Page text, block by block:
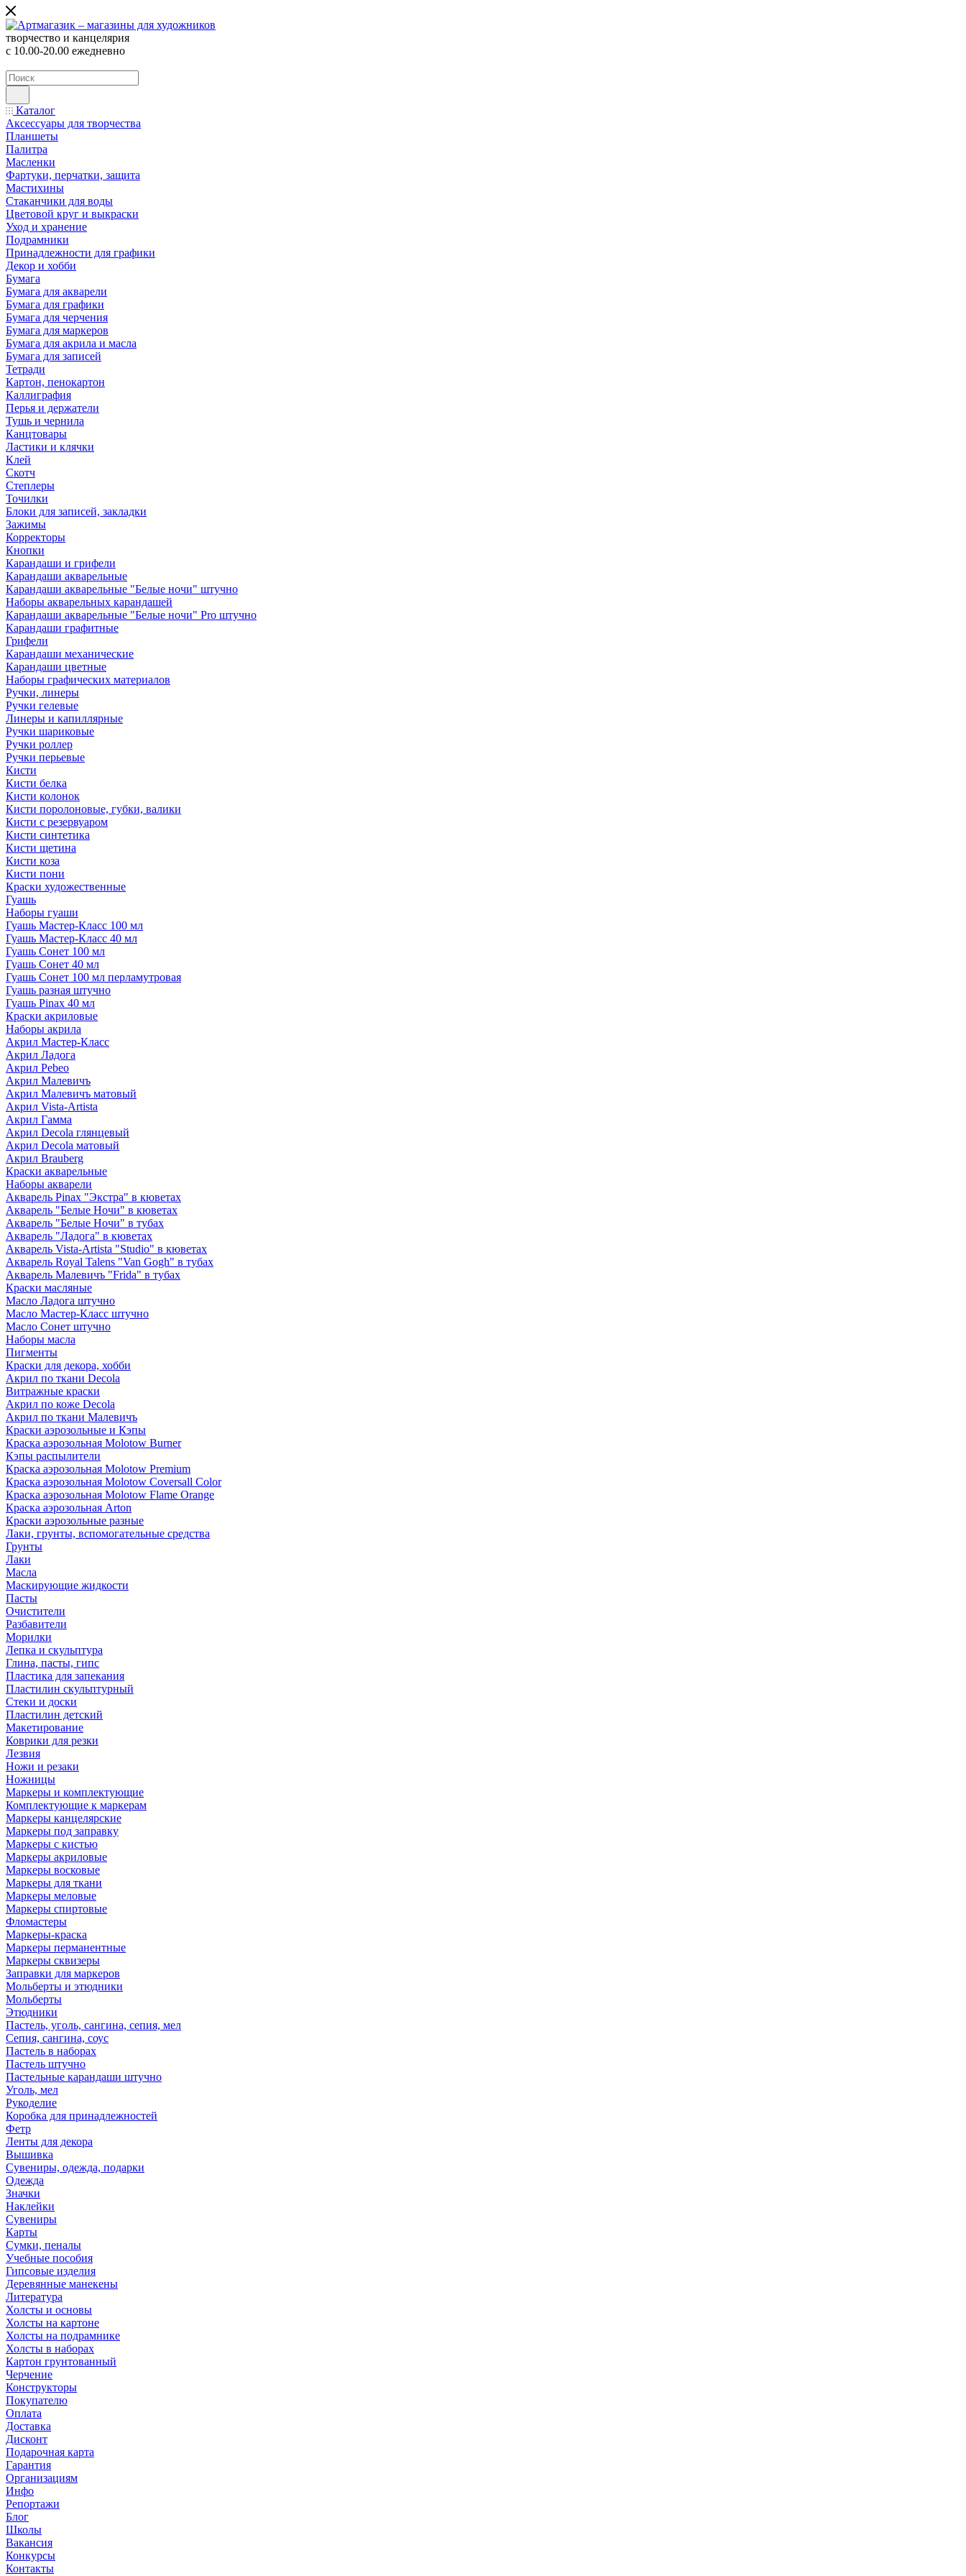
творчество и канцелярия
с 10.00-20.00 ежедневно
Каталог
Аксессуары для творчества
Планшеты
Палитра
Масленки
Фартуки, перчатки, защита
Мастихины
Стаканчики для воды
Цветовой круг и выкраски
Уход и хранение
Подрамники
Принадлежности для графики
Декор и хобби
Бумага
Бумага для акварели
Бумага для графики
Бумага для черчения
Бумага для маркеров
Бумага для акрила и масла
Бумага для записей
Тетради
Картон, пенокартон
Каллиграфия
Перья и держатели
Тушь и чернила
Канцтовары
Ластики и клячки
Клей
Скотч
Степлеры
Точилки
Блоки для записей, закладки
Зажимы
Корректоры
Кнопки
Карандаши и грифели
Карандаши акварельные
Карандаши акварельные "Белые ночи" штучно
Наборы акварельных карандашей
Карандаши акварельные "Белые ночи" Pro штучно
Карандаши графитные
Грифели
Карандаши механические
Карандаши цветные
Наборы графических материалов
Ручки, линеры
Ручки гелевые
Линеры и капиллярные
Ручки шариковые
Ручки роллер
Ручки перьевые
Кисти
Кисти белка
Кисти колонок
Кисти поролоновые, губки, валики
Кисти с резервуаром
Кисти синтетика
Кисти щетина
Кисти коза
Кисти пони
Краски художественные
Гуашь
Наборы гуаши
Гуашь Мастер-Класс 100 мл
Гуашь Мастер-Класс 40 мл
Гуашь Сонет 100 мл
Гуашь Сонет 40 мл
Гуашь Сонет 100 мл перламутровая
Гуашь разная штучно
Гуашь Pinax 40 мл
Краски акриловые
Наборы акрила
Акрил Мастер-Класс
Акрил Ладога
Акрил Pebeo
Акрил Малевичъ
Акрил Малевичъ матовый
Акрил Vista-Artista
Акрил Гамма
Акрил Decola глянцевый
Акрил Decola матовый
Акрил Brauberg
Краски акварельные
Наборы акварели
Акварель Pinax "Экстра" в кюветах
Акварель "Белые Ночи" в кюветах
Акварель "Белые Ночи" в тубах
Акварель "Ладога" в кюветах
Акварель Vista-Artista "Studio" в кюветах
Акварель Royal Talens "Van Gogh" в тубах
Акварель Малевичъ "Frida" в тубах
Краски масляные
Масло Ладога штучно
Масло Мастер-Класс штучно
Масло Сонет штучно
Наборы масла
Пигменты
Краски для декора, хобби
Акрил по ткани Decola
Витражные краски
Акрил по коже Decola
Акрил по ткани Малевичъ
Краски аэрозольные и Кэпы
Краска аэрозольная Molotow Burner
Кэпы распылители
Краска аэрозольная Molotow Premium
Краска аэрозольная Molotow Coversall Color
Краска аэрозольная Molotow Flame Orange
Краска аэрозольная Arton
Краски аэрозольные разные
Лаки, грунты, вспомогательные средства
Грунты
Лаки
Масла
Маскирующие жидкости
Пасты
Очистители
Разбавители
Морилки
Лепка и скульптура
Глина, пасты, гипс
Пластика для запекания
Пластилин скульптурный
Стеки и доски
Пластилин детский
Макетирование
Коврики для резки
Лезвия
Ножи и резаки
Ножницы
Маркеры и комплектующие
Комплектующие к маркерам
Маркеры канцелярские
Маркеры под заправку
Маркеры с кистью
Маркеры акриловые
Маркеры восковые
Маркеры для ткани
Маркеры меловые
Маркеры спиртовые
Фломастеры
Маркеры-краска
Маркеры перманентные
Маркеры сквизеры
Заправки для маркеров
Мольберты и этюдники
Мольберты
Этюдники
Пастель, уголь, сангина, сепия, мел
Сепия, сангина, соус
Пастель в наборах
Пастель штучно
Пастельные карандаши штучно
Уголь, мел
Рукоделие
Коробка для принадлежностей
Фетр
Ленты для декора
Вышивка
Сувениры, одежда, подарки
Одежда
Значки
Наклейки
Сувениры
Карты
Сумки, пеналы
Учебные пособия
Гипсовые изделия
Деревянные манекены
Литература
Холсты и основы
Холсты на картоне
Холсты на подрамнике
Холсты в наборах
Картон грунтованный
Черчение
Конструкторы
Покупателю
Оплата
Доставка
Дисконт
Подарочная карта
Гарантия
Организациям
Инфо
Репортажи
Блог
Школы
Вакансия
Конкурсы
Контакты